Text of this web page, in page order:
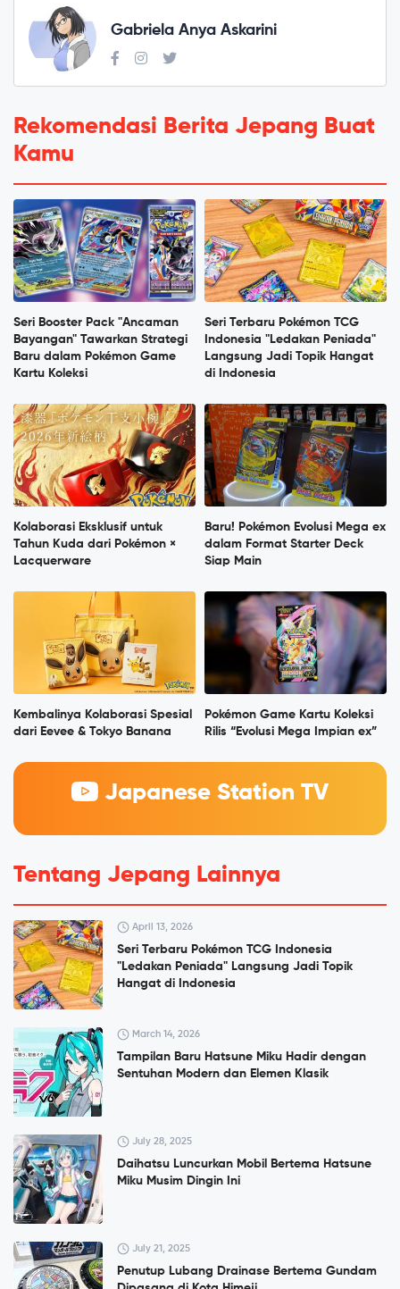
Gabriela Anya Askarini
Rekomendasi Berita Jepang Buat
Kamu
Seri Booster Pack "Ancaman
Bayangan" Tawarkan Strategi
Baru dalam Pokémon Game
Kartu Koleksi
Seri Terbaru Pokémon TCG
Indonesia "Ledakan Peniada"
Langsung Jadi Topik Hangat
di Indonesia
Kolaborasi Eksklusif untuk
Tahun Kuda dari Pokémon ×
Lacquerware
Baru! Pokémon Evolusi Mega ex
dalam Format Starter Deck
Siap Main
Kembalinya Kolaborasi Spesial
dari Eevee & Tokyo Banana
Pokémon Game Kartu Koleksi
Rilis “Evolusi Mega Impian ex”
Japanese Station TV
Tentang Jepang Lainnya
April 13, 2026
Seri Terbaru Pokémon TCG Indonesia
"Ledakan Peniada" Langsung Jadi Topik
Hangat di Indonesia
March 14, 2026
Tampilan Baru Hatsune Miku Hadir dengan
Sentuhan Modern dan Elemen Klasik
July 28, 2025
Daihatsu Luncurkan Mobil Bertema Hatsune
Miku Musim Dingin Ini
July 21, 2025
Penutup Lubang Drainase Bertema Gundam